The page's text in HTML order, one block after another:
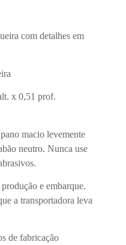
com detalhes em
x 0,51 prof.
macio levemente
neutro. Nunca use
e embarque.
a transportadora leva
de fabricação